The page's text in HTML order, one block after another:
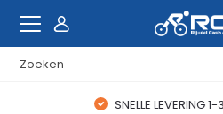
WAANZINNIGE